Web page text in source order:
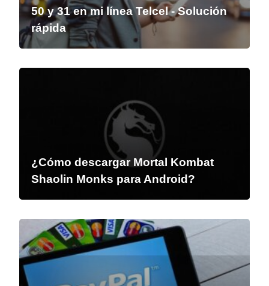
50 y 31 en mi línea Telcel - Solución
rápida
¿Cómo descargar Mortal Kombat
Shaolin Monks para Android?